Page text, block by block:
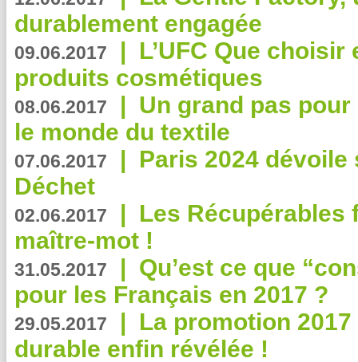
durablement engagée
09.06.2017 | L’UFC Que
produits cosmétiques
08.06.2017 | Un grand pas
le monde du textile
07.06.2017 | Paris 2024
Déchet
02.06.2017 | Les Récupérables
maître-mot !
31.05.2017 | Qu’est ce que
pour les Français en 2017 ?
29.05.2017 | La promotion
durable enfin révélée !